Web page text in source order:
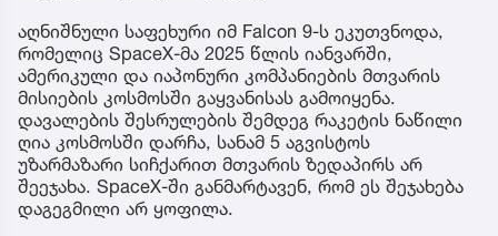
აღნიშნული საფეხური იმ Falcon 9-ს ეკუთვნოდა,
რომელიც SpaceX-მა 2025 წლის იანვარში,
ამერიკული და იაპონური კომპანიების მთვარის
მისიების კოსმოსში გაყვანისას გამოიყენა.
დავალების შესრულების შემდეგ რაკეტის ნაწილი
ღია კოსმოსში დარჩა, სანამ 5 აგვისტოს
უზარმაზარი სიჩქარით მთვარის ზედაპირს არ
შეეჯახა. SpaceX-ში განმარტავენ, რომ ეს შეჯახება
დაგეგმილი არ ყოფილა.